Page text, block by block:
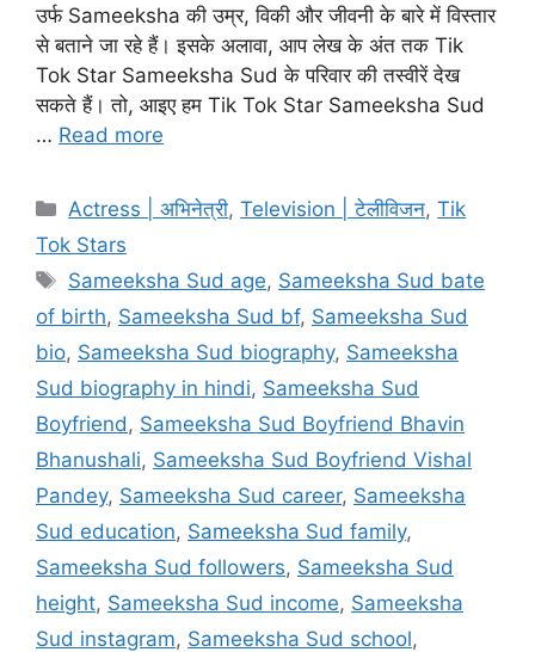
उर्फ Sameeksha की उम्र, विकी और जीवनी के बारे में विस्तार
से बताने जा रहे हैं। इसके अलावा, आप लेख के अंत तक Tik
Tok Star Sameeksha Sud के परिवार की तस्वीरें देख
सकते हैं। तो, आइए हम Tik Tok Star Sameeksha Sud
… Read more
Categories
Actress | अभिनेत्री,Television | टेलीविजन,Tik
Tok Stars
Tags
Sameeksha Sud age, Sameeksha Sud bate
of birth, Sameeksha Sud bf, Sameeksha Sud
bio, Sameeksha Sud biography, Sameeksha
Sud biography in hindi, Sameeksha Sud
Boyfriend, Sameeksha Sud Boyfriend Bhavin
Bhanushali, Sameeksha Sud Boyfriend Vishal
Pandey, Sameeksha Sud career, Sameeksha
Sud education, Sameeksha Sud family,
Sameeksha Sud followers, Sameeksha Sud
height, Sameeksha Sud income, Sameeksha
Sud instagram, Sameeksha Sud school,